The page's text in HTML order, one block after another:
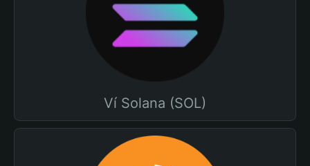
Ví Solana (SOL)